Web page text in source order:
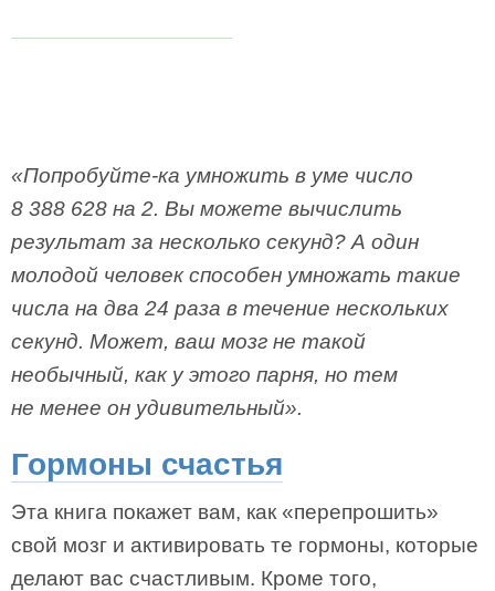
«Попробуйте-ка умножить в уме число
8 388 628 на 2. Вы можете вычислить
результат за несколько секунд? А один
молодой человек способен умножать такие
числа на два 24 раза в течение нескольких
секунд. Может, ваш мозг не такой
необычный, как у этого парня, но тем
не менее он удивительный».
Гормоны счастья
Эта книга покажет вам, как «перепрошить»
свой мозг и активировать те гормоны, которые
делают вас счастливым. Кроме того,